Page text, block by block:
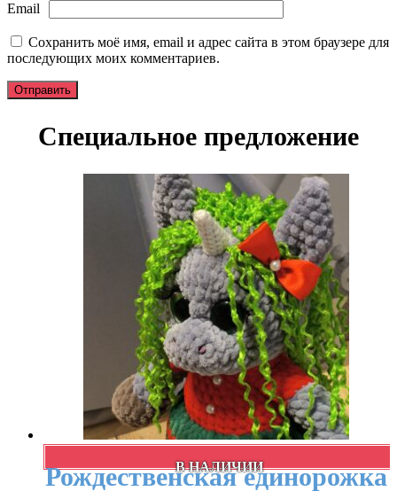
Email
Сохранить моё имя, email и адрес сайта в этом браузере для
последующих моих комментариев.
Специальное предложение
В НАЛИЧИИ
Рождественская единорожка